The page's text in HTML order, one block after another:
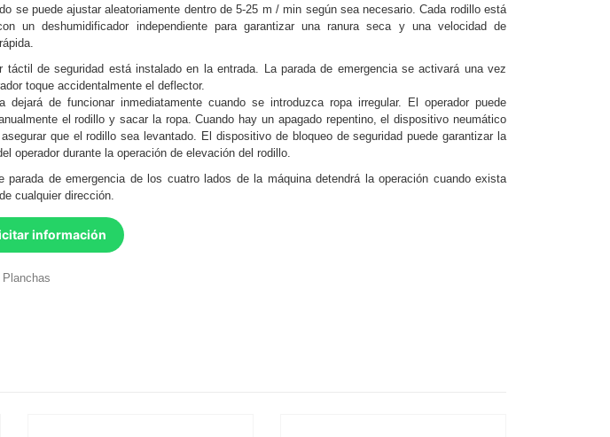
se puede ajustar aleatoriamente dentro de 5-25 m / min según sea necesario. Cada rodillo está
un deshumidificador independiente para garantizar una ranura seca y una velocidad de
táctil de seguridad está instalado en la entrada. La parada de emergencia se activará una vez
toque accidentalmente el deflector.
dejará de funcionar inmediatamente cuando se introduzca ropa irregular. El operador puede
el rodillo y sacar la ropa. Cuando hay un apagado repentino, el dispositivo neumático
que el rodillo sea levantado. El dispositivo de bloqueo de seguridad puede garantizar la
operador durante la operación de elevación del rodillo.
parada de emergencia de los cuatro lados de la máquina detendrá la operación cuando exista
cualquier dirección.
información
Planchas